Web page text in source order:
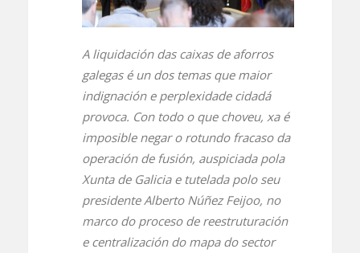
A liquidación das caixas de aforros
galegas é un dos temas que maior
indignación e perplexidade cidadá
provoca. Con todo o que choveu, xa é
imposible negar o rotundo fracaso da
operación de fusión, auspiciada pola
Xunta de Galicia e tutelada polo seu
presidente Alberto Núñez Feijoo, no
marco do proceso de reestruturación
e centralización do mapa do sector